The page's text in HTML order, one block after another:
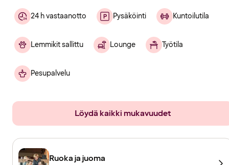
24 h vastaanotto Pysäköinti Kuntoilutila
Lemmikit sallittu Lounge Työtila
Pesupalvelu
Löydä kaikki mukavuudet
Ruoka ja juoma